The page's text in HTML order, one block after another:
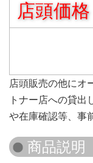
店頭価格
店頭販売の他にオ
トナー店への貸出
や在庫確認等、事